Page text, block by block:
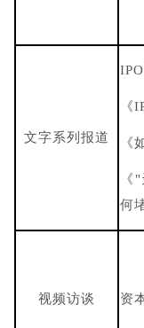
文字系列报道
《
《
何
视频访谈 资